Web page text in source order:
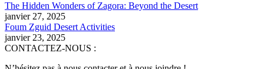
The Hidden Wonders of Zagora: Beyond the Desert
janvier 27, 2025
Foum Zguid Desert Activities
janvier 23, 2025
CONTACTEZ-NOUS :